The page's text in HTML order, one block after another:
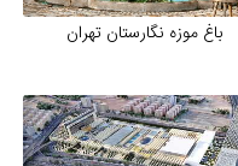
باغ موزه نگارستان تهران